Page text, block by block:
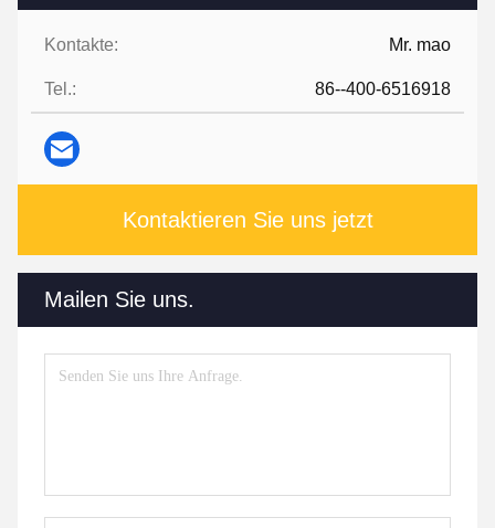
Kontakte: Mr. mao
Tel.: 86--400-6516918
Kontaktieren Sie uns jetzt
Mailen Sie uns.